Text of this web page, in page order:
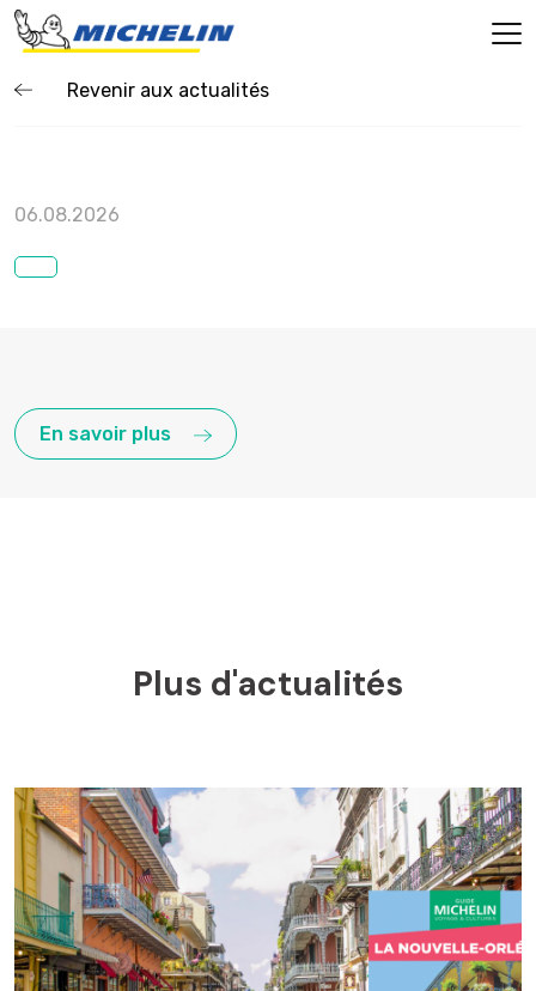
Revenir aux actualités
06.08.2026
En savoir plus
Plus d'actualités